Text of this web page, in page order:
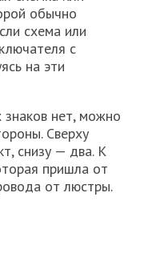
обычно
схема или
с
на эти
знаков нет, можно
Сверху
снизу — два. К
пришла от
от люстры.